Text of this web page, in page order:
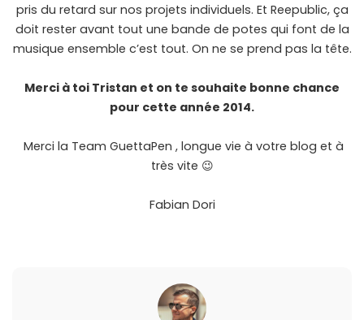
pris du retard sur nos projets individuels. Et Reepublic, ça
doit rester avant tout une bande de potes qui font de la
musique ensemble c’est tout. On ne se prend pas la tête.
Merci à toi Tristan et on te souhaite bonne chance
pour cette année 2014.
Merci la Team GuettaPen , longue vie à votre blog et à
très vite 😉
Fabian Dori